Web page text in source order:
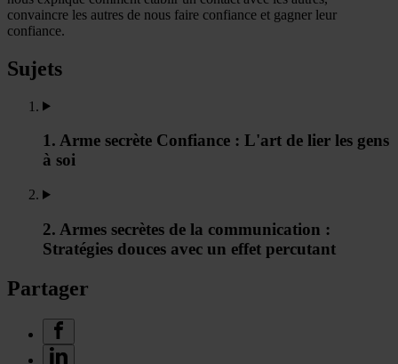
convaincre les autres de nous faire confiance et gagner leur
confiance.
Sujets
1. Arme secrète Confiance : L'art de lier les gens
à soi
2. Armes secrètes de la communication :
Stratégies douces avec un effet percutant
Partager